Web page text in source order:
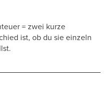
= zwei kurze
ist, ob du sie einzeln